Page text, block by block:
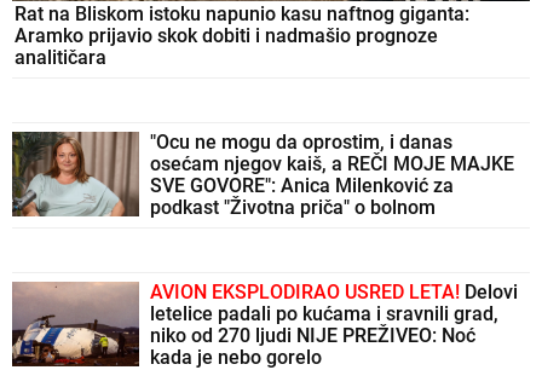
Rat na Bliskom istoku napunio kasu naftnog giganta:
Aramko prijavio skok dobiti i nadmašio prognoze
analitičara
"Ocu ne mogu da oprostim, i danas
osećam njegov kaiš, a REČI MOJE MAJKE
SVE GOVORE": Anica Milenković za
podkast "Životna priča" o bolnom
AVION EKSPLODIRAO USRED LETA! Delovi
letelice padali po kućama i sravnili grad,
niko od 270 ljudi NIJE PREŽIVEO: Noć
kada je nebo gorelo